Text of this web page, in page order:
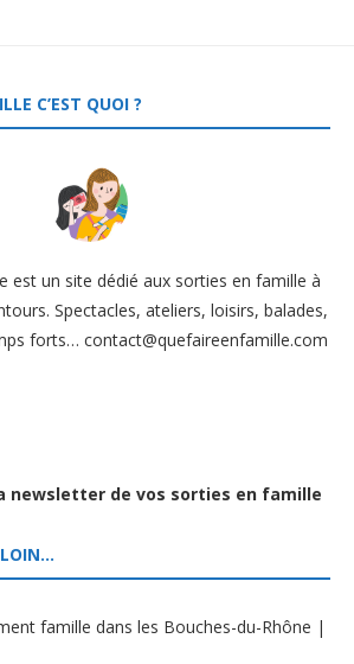
C’EST QUOI ?
est un site dédié aux sorties en famille à
Spectacles, ateliers, loisirs, balades,
forts… contact@quefaireenfamille.com
newsletter de vos sorties en famille
LOIN…
famille dans les Bouches-du-Rhône |